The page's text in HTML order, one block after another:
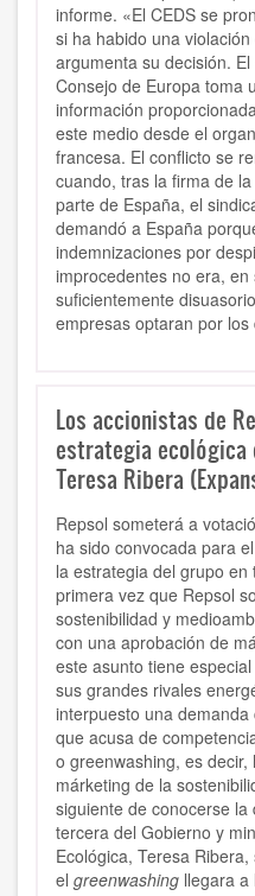
informe. «El CEDS se
si ha habido una
argumenta su decisión.
Consejo de Europa toma
información
este medio desde el
francesa. El conflicto se
cuando, tras la firma de
parte de España, el
demandó a España
indemnizaciones por
improcedentes no era,
suficientemente
empresas optaran por los
Los accionistas de
estrategia ecológica
Teresa Ribera
Repsol someterá a
ha sido convocada para
la estrategia del grupo
primera vez que Repsol
sostenibilidad y
con una aprobación de
este asunto tiene
sus grandes rivales
interpuesto una
que acusa de
o greenwashing, es
márketing de la
siguiente de conocerse
tercera del Gobierno y
Ecológica, Teresa
el greenwashing llegara a